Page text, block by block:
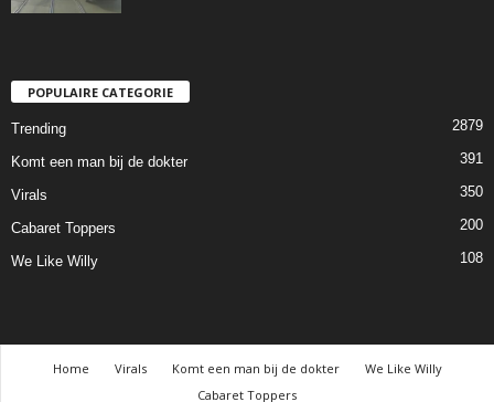
POPULAIRE CATEGORIE
Trending 2879
Komt een man bij de dokter 391
Virals 350
Cabaret Toppers 200
We Like Willy 108
Home Virals Komt een man bij de dokter
We Like Willy
Cabaret Toppers